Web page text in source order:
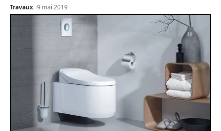
Travaux 9 mai 2019